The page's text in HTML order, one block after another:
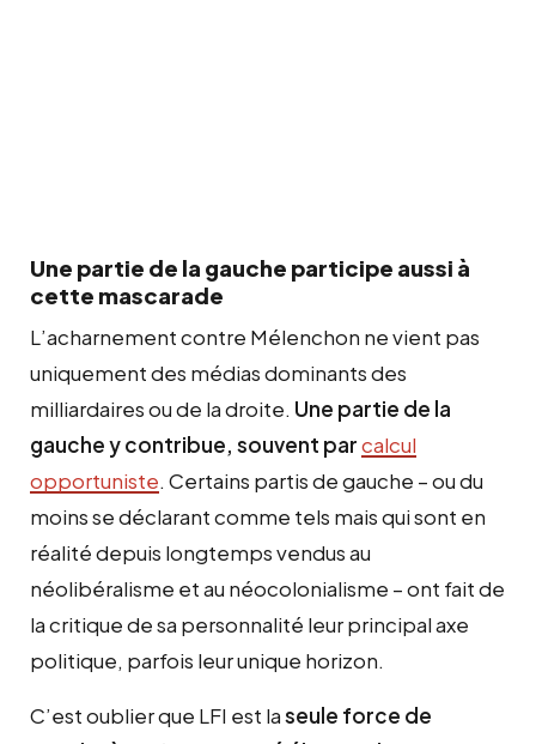
Une partie de la gauche participe aussi à
cette mascarade
L’acharnement contre Mélenchon ne vient pas
uniquement des médias dominants des
milliardaires ou de la droite. Une partie de la
gauche y contribue, souvent parcalcul
opportuniste. Certains partis de gauche – ou du
moins se déclarant comme tels mais qui sont en
réalité depuis longtemps vendus au
néolibéralisme et au néocolonialisme – ont fait de
la critique de sa personnalité leur principal axe
politique, parfois leur unique horizon.
C’est oublier que LFI est laseule force de